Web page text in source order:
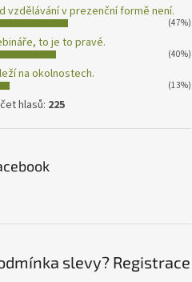
vzdělávání v prezenční formě není.
(47%)
to je to pravé.
(40%)
na okolnostech.
(13%)
hlasů: 225
slevy? Registrace